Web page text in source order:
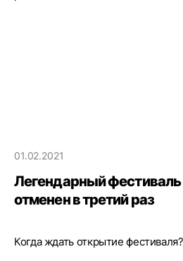
01.02.2021
Легендарный
отменен в третий раз
Когда ждать открытие фестиваля?